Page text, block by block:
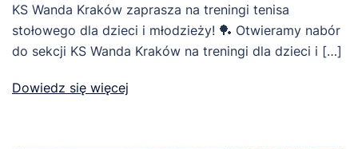
KS Wanda Kraków zaprasza na treningi tenisa
stołowego dla dzieci i młodzieży! 🏓 Otwieramy nabór
do sekcji KS Wanda Kraków na treningi dla dzieci i […]
Dowiedz się więcej